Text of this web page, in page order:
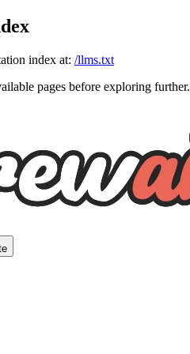
index at: /llms.txt
pages before exploring further.